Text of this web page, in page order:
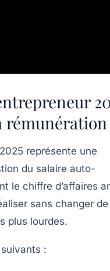
rémunération
représente une
du salaire auto-
le chiffre d’affaires
sans changer
plus lourdes.
: